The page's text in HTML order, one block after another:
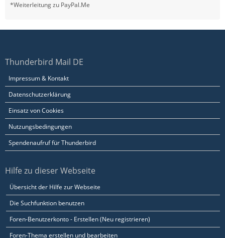
*Weiterleitung zu PayPal.Me
Thunderbird Mail DE
Impressum & Kontakt
Datenschutzerklärung
Einsatz von Cookies
Nutzungsbedingungen
Spendenaufruf für Thunderbird
Hilfe zu dieser Webseite
Übersicht der Hilfe zur Webseite
Die Suchfunktion benutzen
Foren-Benutzerkonto - Erstellen (Neu registrieren)
Foren-Thema erstellen und bearbeiten